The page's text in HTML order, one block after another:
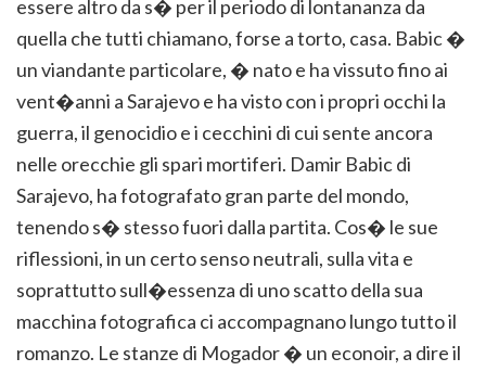
essere altro da s� per il periodo di lontananza da
quella che tutti chiamano, forse a torto, casa. Babic �
un viandante particolare, � nato e ha vissuto fino ai
vent�anni a Sarajevo e ha visto con i propri occhi la
guerra, il genocidio e i cecchini di cui sente ancora
nelle orecchie gli spari mortiferi. Damir Babic di
Sarajevo, ha fotografato gran parte del mondo,
tenendo s� stesso fuori dalla partita. Cos� le sue
riflessioni, in un certo senso neutrali, sulla vita e
soprattutto sull�essenza di uno scatto della sua
macchina fotografica ci accompagnano lungo tutto il
romanzo. Le stanze di Mogador � un econoir, a dire il